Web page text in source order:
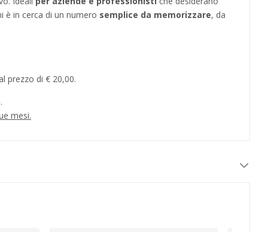
è in cerca di un numero semplice da memorizzare, da
prezzo di € 20,00.
mesi.